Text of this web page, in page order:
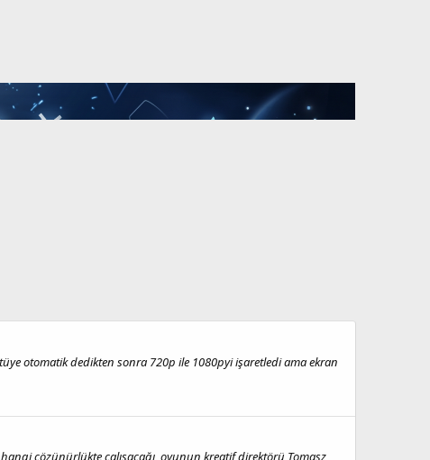
otomatik dedikten sonra 720p ile 1080pyi işaretledi ama ekran
çözünürlükte çalışacağı, oyunun kreatif direktörü Tomasz